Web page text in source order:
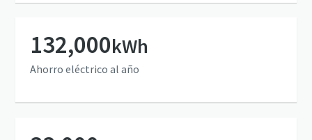
132,000kWh
Ahorro eléctrico al año